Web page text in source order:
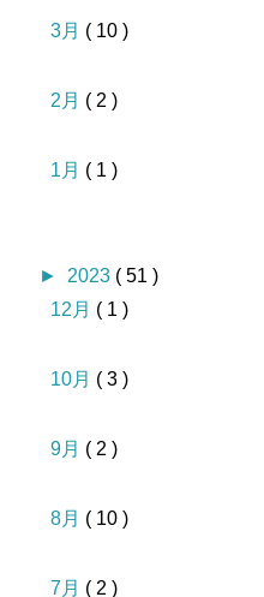
3月 ( 10 )
2月 ( 2 )
1月 ( 1 )
► 2023 ( 51 )
12月 ( 1 )
10月 ( 3 )
9月 ( 2 )
8月 ( 10 )
7月 ( 2 )